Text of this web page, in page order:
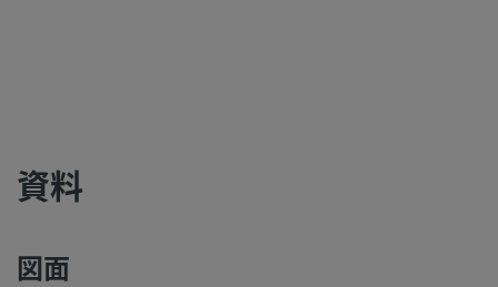
資料
図面